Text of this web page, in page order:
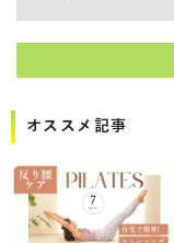
オススメ記事